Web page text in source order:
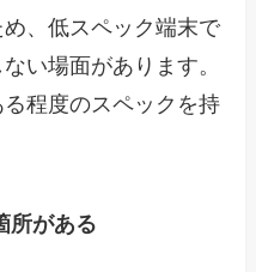
、低スペック端末で
い場面があります。
程度のスペックを持
所がある